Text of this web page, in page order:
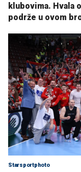
klubovima. Hvala
podrže u ovom
Starsportphoto